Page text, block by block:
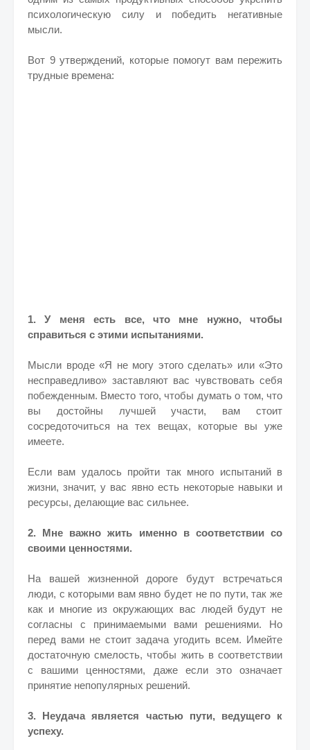
психологическую силу и победить негативные
мысли.
Вот 9 утверждений, которые помогут вам пережить
трудные времена:
1. У меня есть все, что мне нужно, чтобы
справиться с этими испытаниями.
Мысли вроде «Я не могу этого сделать» или «Это
несправедливо» заставляют вас чувствовать себя
побежденным. Вместо того, чтобы думать о том, что
вы достойны лучшей участи, вам стоит
сосредоточиться на тех вещах, которые вы уже
имеете.
Если вам удалось пройти так много испытаний в
жизни, значит, у вас явно есть некоторые навыки и
ресурсы, делающие вас сильнее.
2. Мне важно жить именно в соответствии со
своими ценностями.
На вашей жизненной дороге будут встречаться
люди, с которыми вам явно будет не по пути, так же
как и многие из окружающих вас людей будут не
согласны с принимаемыми вами решениями. Но
перед вами не стоит задача угодить всем. Имейте
достаточную смелость, чтобы жить в соответствии
с вашими ценностями, даже если это означает
принятие непопулярных решений.
3. Неудача является частью пути, ведущего к
успеху.